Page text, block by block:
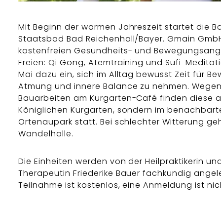
Mit Beginn der warmen Jahreszeit startet die
Staatsbad Bad Reichenhall/Bayer. Gmain
kostenfreien Gesundheits- und
Freien: Qi Gong, Atemtraining und Sufi-
Mai dazu ein, sich im Alltag bewusst Zeit für
Atmung und innere Balance zu nehmen.
Bauarbeiten am Kurgarten-Café finden diese
Königlichen Kurgarten, sondern im
Ortenaupark statt. Bei schlechter Witterung
Wandelhalle.
Die Einheiten werden von der Heilpraktikerin
Therapeutin Friederike Bauer fachkundig
Teilnahme ist kostenlos, eine Anmeldung ist